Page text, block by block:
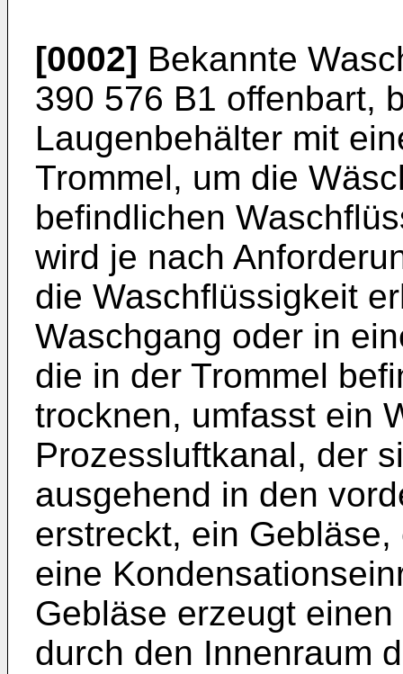
[0002] Bekannte
390 576 B1 offenbart,
Laugenbehälter mit
Trommel, um die
befindlichen
wird je nach
die Waschflüssigkeit
Waschgang oder in
die in der Trommel
trocknen, umfasst ein
Prozessluftkanal, der
ausgehend in den
erstreckt, ein
eine
Gebläse erzeugt
durch den Innenraum